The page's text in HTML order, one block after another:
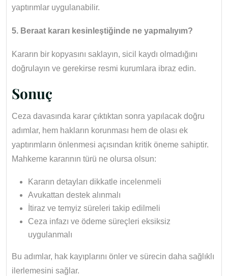
yaptırımlar uygulanabilir.
5. Beraat kararı kesinleştiğinde ne yapmalıyım?
Kararın bir kopyasını saklayın, sicil kaydı olmadığını
doğrulayın ve gerekirse resmi kurumlara ibraz edin.
Sonuç
Ceza davasında karar çıktıktan sonra yapılacak doğru
adımlar, hem hakların korunması hem de olası ek
yaptırımların önlenmesi açısından kritik öneme sahiptir.
Mahkeme kararının türü ne olursa olsun:
Kararın detayları dikkatle incelenmeli
Avukattan destek alınmalı
İtiraz ve temyiz süreleri takip edilmeli
Ceza infazı ve ödeme süreçleri eksiksiz
uygulanmalı
Bu adımlar, hak kayıplarını önler ve sürecin daha sağlıklı
ilerlemesini sağlar.